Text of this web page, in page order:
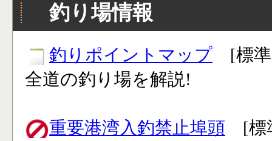
釣り場情報
釣りポイントマップ [標
全道の釣り場を解説!
重要港湾入釣禁止埠頭 [標